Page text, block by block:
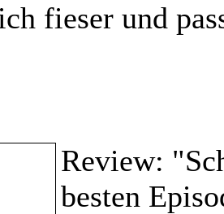
fieser und
Review:
besten